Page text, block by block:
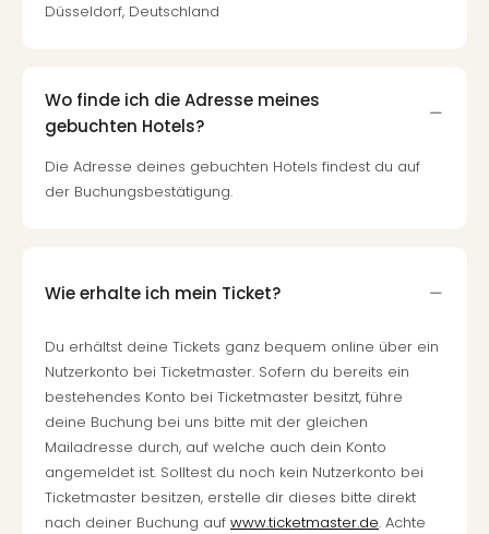
Düsseldorf, Deutschland
Wo finde ich die Adresse meines
gebuchten Hotels?
Die Adresse deines gebuchten Hotels findest du auf
der Buchungsbestätigung.
Wie erhalte ich mein Ticket?
Du erhältst deine Tickets ganz bequem online über ein
Nutzerkonto bei Ticketmaster. Sofern du bereits ein
bestehendes Konto bei Ticketmaster besitzt, führe
deine Buchung bei uns bitte mit der gleichen
Mailadresse durch, auf welche auch dein Konto
angemeldet ist. Solltest du noch kein Nutzerkonto bei
Ticketmaster besitzen, erstelle dir dieses bitte direkt
nach deiner Buchung auf www.ticketmaster.de. Achte